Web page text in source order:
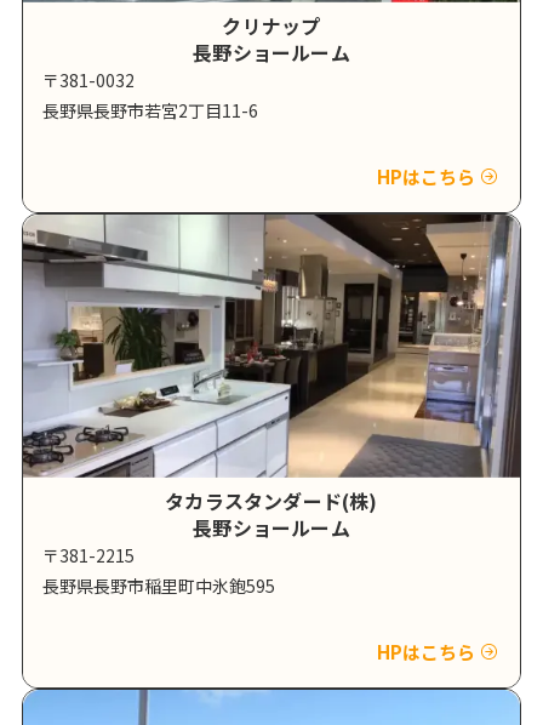
クリナップ
長野ショールーム
〒381-0032
長野県長野市若宮2丁目11-6
HPはこちら
タカラスタンダード(株)
長野ショールーム
〒381-2215
長野県長野市稲里町中氷鉋595
HPはこちら